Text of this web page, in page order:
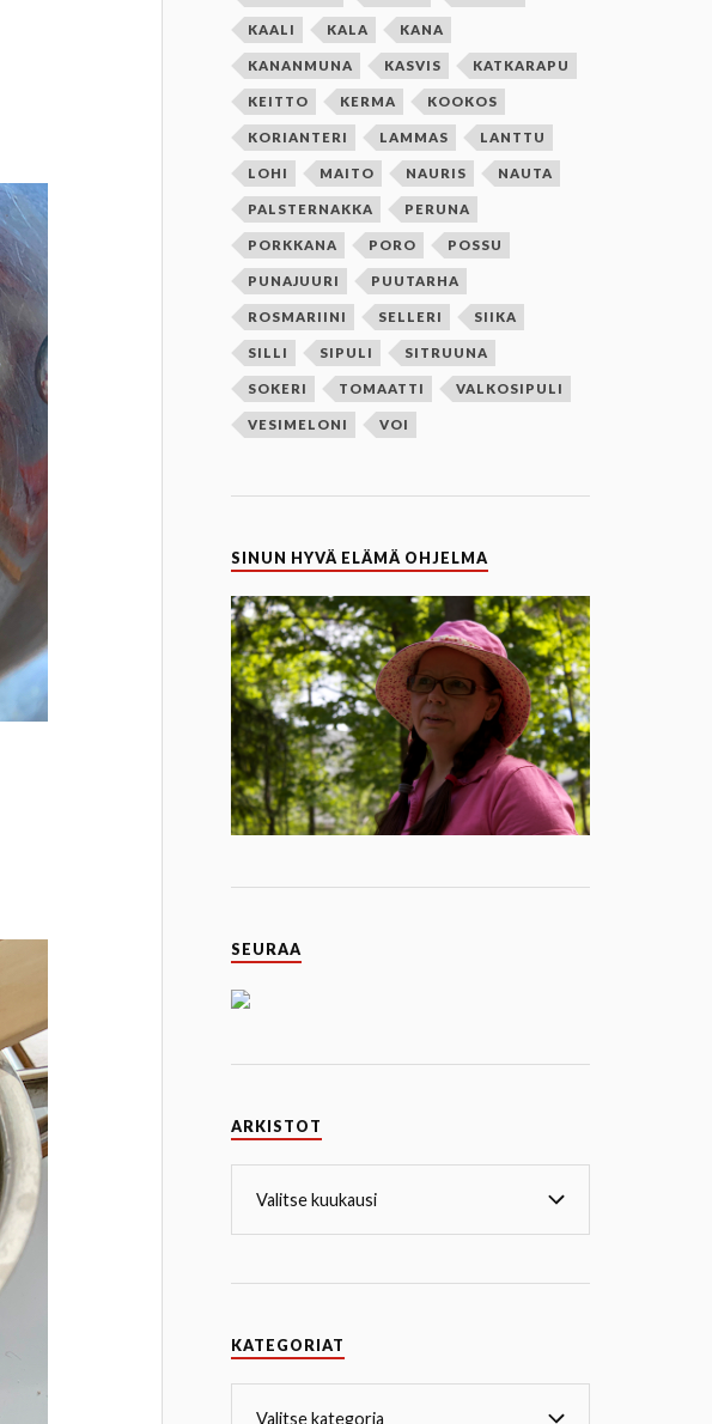
KAALI KALA KANA
KANANMUNA KASVIS KATKARAPU
KEITTO KERMA KOOKOS
KORIANTERI LAMMAS LANTTU
LOHI MAITO NAURIS NAUTA
PALSTERNAKKA PERUNA
PORKKANA PORO POSSU
PUNAJUURI PUUTARHA
ROSMARIINI SELLERI SIIKA
SILLI SIPULI SITRUUNA
SOKERI TOMAATTI VALKOSIPULI
VESIMELONI VOI
SINUN HYVÄ ELÄMÄ OHJELMA
SEURAA
ARKISTOT
KATEGORIAT